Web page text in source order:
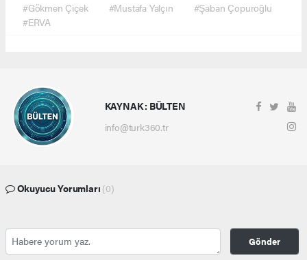
#Gökmen Çiçek #Mustafa Yalçın
#Şaban Çopuroğlu
#ERVA
KAYNAK : BÜLTEN
info@turk360.tr
Okuyucu Yorumları (0)
Gönder